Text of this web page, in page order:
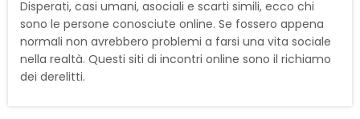
Disperati, casi umani, asociali e scarti simili, ecco chi
sono le persone conosciute online. Se fossero appena
normali non avrebbero problemi a farsi una vita sociale
nella realtà. Questi siti di incontri online sono il richiamo
dei derelitti.